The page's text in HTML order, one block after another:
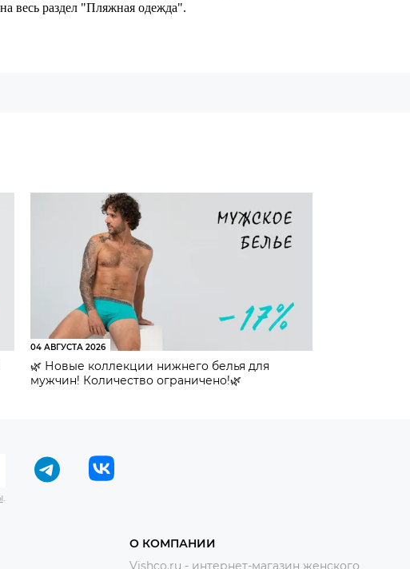
весь раздел "Пляжная одежда".
04 АВГУСТА 2026
🌿 Новые коллекции нижнего белья для
мужчин! Количество ограничено!🌿
О КОМПАНИИ
Vishco.ru - интернет-магазин женского